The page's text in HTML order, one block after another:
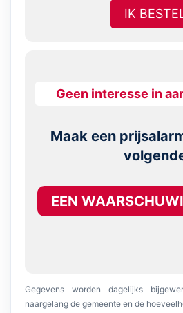
IK
Geen interesse in
Maak een
EEN
Gegevens worden dagelijks
naargelang de gemeente en de